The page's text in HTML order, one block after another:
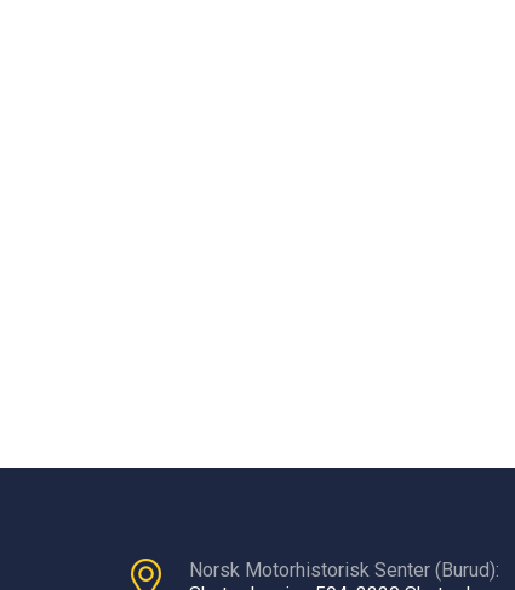
Norsk Motorhistorisk Senter (Burud):